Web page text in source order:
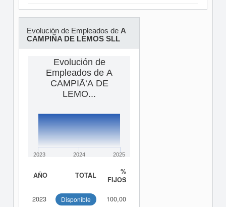
Evolución de Empleados de A
CAMPIÑA DE LEMOS SLL
Evolución de
Empleados de A
CAMPIÃ‘A DE
LEMO...
2023 2024 2025
AÑO TOTAL
%
FIJOS
2023 Disponible 100,00